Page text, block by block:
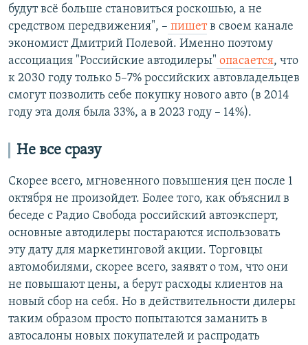
будут всё больше становиться роскошью, а не
средством передвижения", – пишетв своем канале
экономист Дмитрий Полевой. Именно поэтому
ассоциация "Российские автодилеры" опасается, что
к 2030 году только 5–7% российских автовладельцев
смогут позволить себе покупку нового авто (в 2014
году эта доля была 33%, а в 2023 году – 14%).
Не все сразу
Скорее всего, мгновенного повышения цен после 1
октября не произойдет. Более того, как объяснил в
беседе с Радио Свобода российский автоэксперт,
основные автодилеры постараются использовать
эту дату для маркетинговой акции. Торговцы
автомобилями, скорее всего, заявят о том, что они
не повышают цены, а берут расходы клиентов на
новый сбор на себя. Но в действительности дилеры
таким образом просто попытаются заманить в
автосалоны новых покупателей и распродать